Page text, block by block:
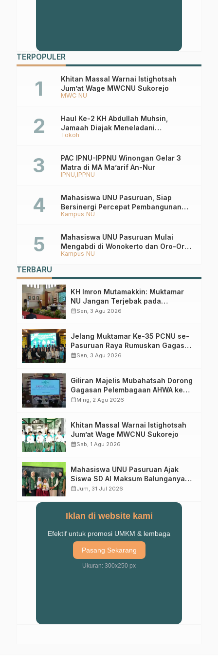
TERPOPULER
MWC NU
Khitan Massal Warnai Istighotsah
Jum’at Wage MWCNU Sukorejo
Tokoh
Haul Ke-2 KH Abdullah Muhsin,
Jamaah Diajak Meneladani
Keistiqamahan
IPNU IPPNU
PAC IPNU-IPPNU Winongan Gelar 3
Matra di MA Ma’arif An-Nur
Kampus NU
Mahasiswa UNU Pasuruan, Siap
Bersinergi Percepat Pembangunan
Desa Toyaning
Kampus NU
Mahasiswa UNU Pasuruan Mulai
Mengabdi di Wonokerto dan Oro-Oro
Ombo Wetan Berikut Programnya
TERBARU
KH Imron Mutamakkin: Muktamar
NU Jangan Terjebak pada
Perebutan Kursi Ketua Umum
calendar_monthSen, 3 Agu 2026
Jelang Muktamar Ke-35 PCNU se-
Pasuruan Raya Rumuskan Gagasan
Transformasi Gerakan NU Menuju
calendar_monthSen, 3 Agu 2026
Giliran Majelis Mubahatsah Dorong
Gagasan Pelembagaan AHWA ke
Forum Muktamar Mendatang
calendar_monthMing, 2 Agu 2026
Khitan Massal Warnai Istighotsah
Jum’at Wage MWCNU Sukorejo
calendar_monthSab, 1 Agu 2026
Mahasiswa UNU Pasuruan Ajak
Siswa SD Al Maksum Balunganyar
Kuasai Penjumlahan Bersusun
calendar_monthJum, 31 Jul 2026
Iklan di website kami
Efektif untuk promosi UMKM & lembaga
Pasang Sekarang
Ukuran: 300x250 px